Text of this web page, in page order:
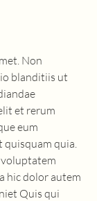
Non
blanditiis ut
et rerum
eum
quia.
hic dolor autem
Quis qui